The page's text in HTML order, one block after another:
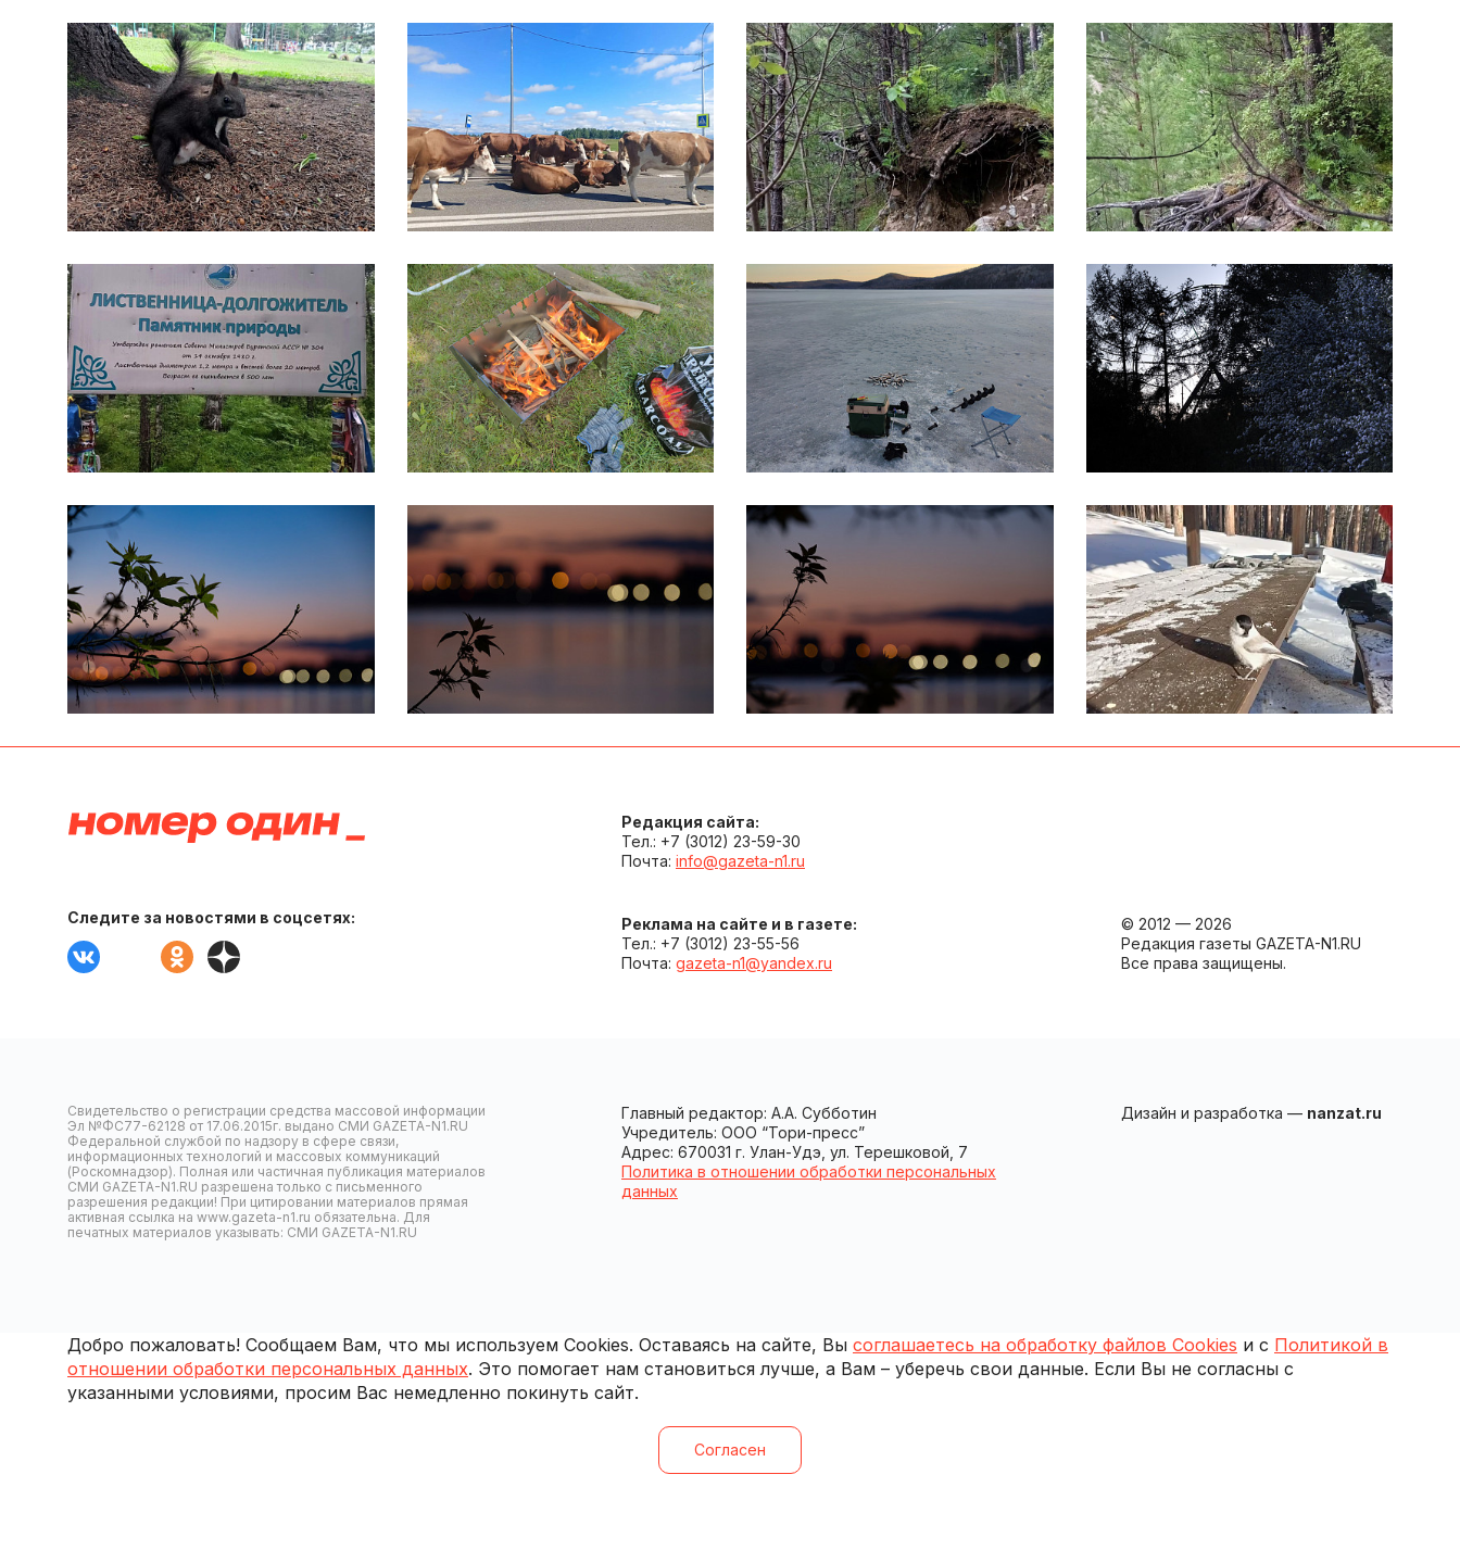
Следите за новостями в соцсетях:
Редакция сайта:
Тел.: +7 (3012) 23-59-30
Почта: info@gazeta-n1.ru
Реклама на сайте и в газете:
Тел.: +7 (3012) 23-55-56
Почта: gazeta-n1@yandex.ru
© 2012 — 2026
Редакция газеты GAZETA-N1.RU
Все права защищены.
Свидетельство о регистрации средства массовой информации
Эл №ФС77-62128 от 17.06.2015г. выдано СМИ GAZETA-N1.RU
Федеральной службой по надзору в сфере связи,
информационных технологий и массовых коммуникаций
(Роскомнадзор). Полная или частичная публикация материалов
СМИ GAZETA-N1.RU разрешена только с письменного
разрешения редакции! При цитировании материалов прямая
активная ссылка на www.gazeta-n1.ru обязательна. Для
печатных материалов указывать: СМИ GAZETA-N1.RU
Главный редактор: А.А. Субботин
Учредитель: ООО “Тори-пресс”
Адрес: 670031 г. Улан-Удэ, ул. Терешковой, 7
Политика в отношении обработки персональных
данных
Дизайн и разработка — nanzat.ru
Добро пожаловать! Сообщаем Вам, что мы используем Cookies. Оставаясь на сайте, Вы соглашаетесь на обработку файлов Cookies и с Политикой в
отношении обработки персональных данных. Это помогает нам становиться лучше, а Вам – уберечь свои данные. Если Вы не согласны с
указанными условиями, просим Вас немедленно покинуть сайт.
Согласен